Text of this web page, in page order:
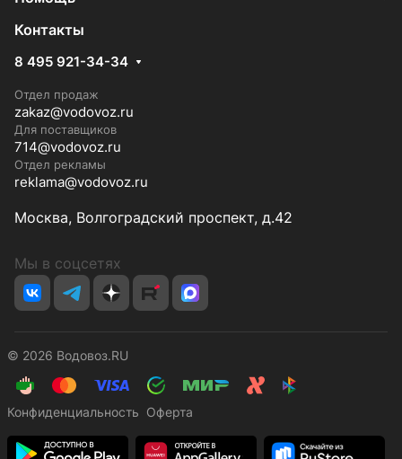
Контакты
8 495 921-34-34
Отдел продаж
zakaz@vodovoz.ru
Для поставщиков
714@vodovoz.ru
Отдел рекламы
reklama@vodovoz.ru
Москва, Волгоградский проспект, д.42
Мы в соцсетях
© 2026 Водовоз.RU
Конфиденциальность Оферта